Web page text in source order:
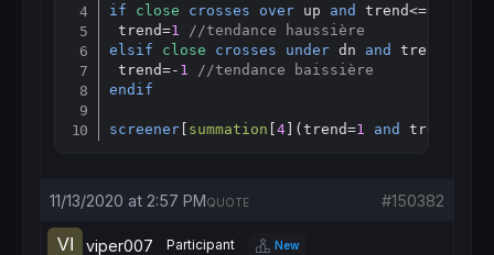
if close crosses over up and trend<=0
trend=1
//tendance haussière
elsif
close crosses under dn and trend>=
trend=- 1
//tendance baissière
endif
screener summation [4 ](trend=1 and trend[
11/13/2020 at 2:57 PM #150382
QUOTE
viper007 Participant New